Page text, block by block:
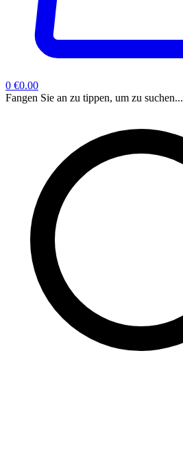
0 €0.00
Fangen Sie an zu tippen, um zu suchen...